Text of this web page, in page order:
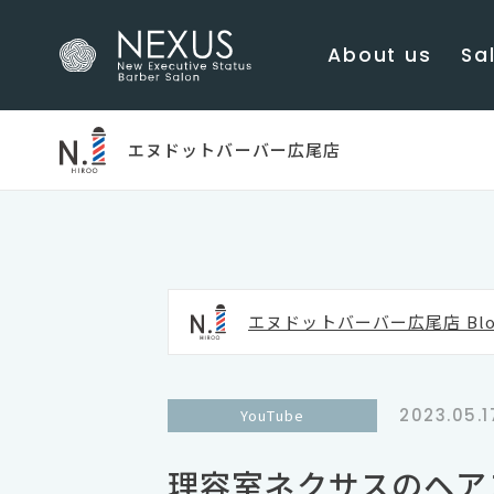
About us
エヌドットバーバー広尾店
理容室ネクサスのヘ
YouTube
エヌドットバーバー広尾店